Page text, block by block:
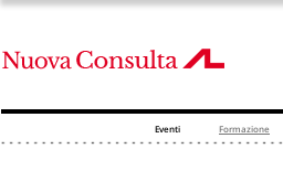
Eventi Formazione